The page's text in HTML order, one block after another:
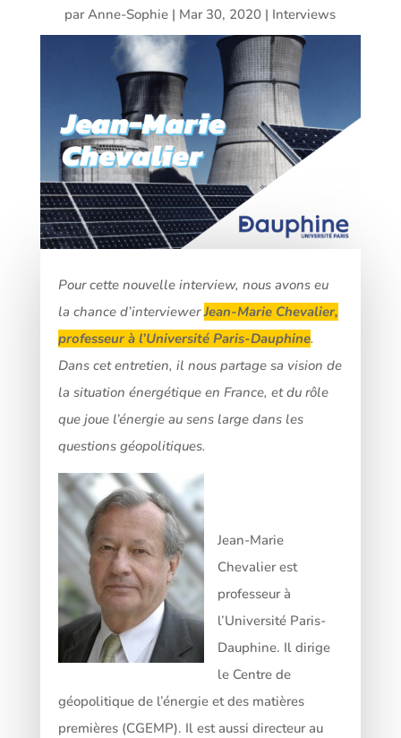
parAnne-Sophie | Mar 30, 2020 | Interviews
Pour cette nouvelle interview, nous avons eu
la chance d’interviewerJean-Marie Chevalier,
professeur à l’Université Paris-Dauphine.
Dans cet entretien, il nous partage sa vision de
la situation énergétique en France, et du rôle
que joue l’énergie au sens large dans les
questions géopolitiques.
Jean-Marie
Chevalier est
professeur à
l’Université Paris-
Dauphine. Il dirige
le Centre de
géopolitique de l’énergie et des matières
premières (CGEMP). Il est aussi directeur au